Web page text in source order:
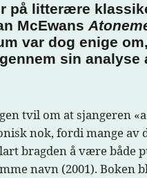
på litterære
McEwans
var dog enige
sin analyse
tvil om at sjangeren
nok, fordi mange av
bragden å være både
navn (2001). Boken